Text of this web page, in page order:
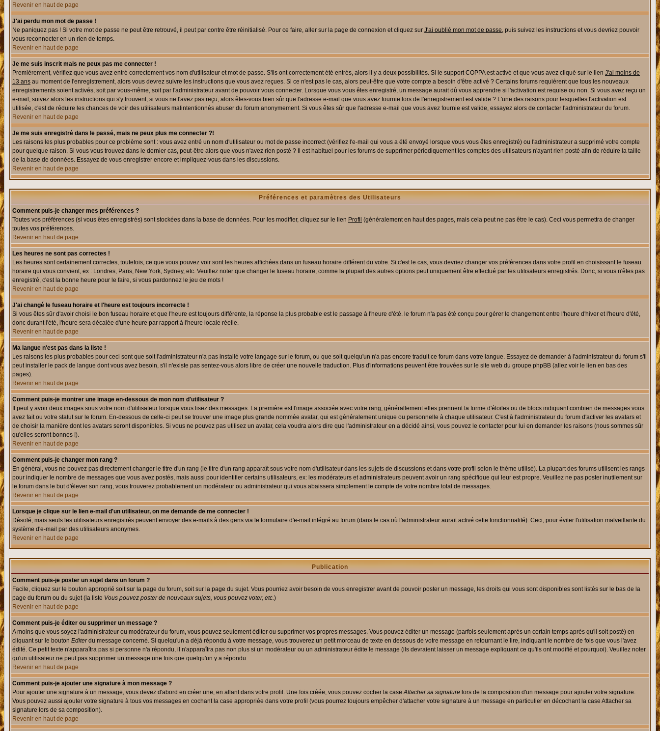
Revenir en haut de page
J'ai perdu mon mot de passe !
Ne paniquez pas ! Si votre mot de passe ne peut être retrouvé, il peut par contre être réinitialisé. Pour ce faire, aller sur la page de connexion et cliquez sur J'ai oublié mon mot de passe, puis suivez les instructions et vous devriez pouvoir
vous reconnecter en un rien de temps.
Revenir en haut de page
Je me suis inscrit mais ne peux pas me connecter !
Premièrement, vérifiez que vous avez entré correctement vos nom d'utilisateur et mot de passe. S'ils ont correctement été entrés, alors il y a deux possibilités. Si le support COPPA est activé et que vous avez cliqué sur le lien J'ai moins de
13 ans au moment de l'enregistrement, alors vous devrez suivre les instructions que vous avez reçues. Si ce n'est pas le cas, alors peut-être que votre compte a besoin d'être activé ? Certains forums requièrent que tous les nouveaux
enregistrements soient activés, soit par vous-même, soit par l'administrateur avant de pouvoir vous connecter. Lorsque vous vous êtes enregistré, un message aurait dû vous apprendre si l'activation est requise ou non. Si vous avez reçu un
e-mail, suivez alors les instructions qui s'y trouvent, si vous ne l'avez pas reçu, alors êtes-vous bien sûr que l'adresse e-mail que vous avez fournie lors de l'enregistrement est valide ? L'une des raisons pour lesquelles l'activation est
utilisée, c'est de réduire les chances de voir des utilisateurs malintentionnés abuser du forum anonymement. Si vous êtes sûr que l'adresse e-mail que vous avez fournie est valide, essayez alors de contacter l'administrateur du forum.
Revenir en haut de page
Je me suis enregistré dans le passé, mais ne peux plus me connecter ?!
Les raisons les plus probables pour ce problème sont : vous avez entré un nom d'utilisateur ou mot de passe incorrect (vérifiez l'e-mail qui vous a été envoyé lorsque vous vous êtes enregistré) ou l'administrateur a supprimé votre compte
pour quelque raison. Si vous vous trouvez dans le dernier cas, peut-être alors que vous n'avez rien posté ? Il est habituel pour les forums de supprimer périodiquement les comptes des utilisateurs n'ayant rien posté afin de réduire la taille
de la base de données. Essayez de vous enregistrer encore et impliquez-vous dans les discussions.
Revenir en haut de page
Préférences et paramètres des Utilisateurs
Comment puis-je changer mes préférences ?
Toutes vos préférences (si vous êtes enregistrés) sont stockées dans la base de données. Pour les modifier, cliquez sur le lien Profil (généralement en haut des pages, mais cela peut ne pas être le cas). Ceci vous permettra de changer
toutes vos préférences.
Revenir en haut de page
Les heures ne sont pas correctes !
Les heures sont certainement correctes, toutefois, ce que vous pouvez voir sont les heures affichées dans un fuseau horaire différent du votre. Si c'est le cas, vous devriez changer vos préférences dans votre profil en choisissant le fuseau
horaire qui vous convient, ex : Londres, Paris, New York, Sydney, etc. Veuillez noter que changer le fuseau horaire, comme la plupart des autres options peut uniquement être effectué par les utilisateurs enregistrés. Donc, si vous n'êtes pas
enregistré, c'est la bonne heure pour le faire, si vous pardonnez le jeu de mots !
Revenir en haut de page
J'ai changé le fuseau horaire et l'heure est toujours incorrecte !
Si vous êtes sûr d'avoir choisi le bon fuseau horaire et que l'heure est toujours différente, la réponse la plus probable est le passage à l'heure d'été. le forum n'a pas été conçu pour gérer le changement entre l'heure d'hiver et l'heure d'été,
donc durant l'été, l'heure sera décalée d'une heure par rapport à l'heure locale réelle.
Revenir en haut de page
Ma langue n'est pas dans la liste !
Les raisons les plus probables pour ceci sont que soit l'administrateur n'a pas installé votre langage sur le forum, ou que soit quelqu'un n'a pas encore traduit ce forum dans votre langue. Essayez de demander à l'administrateur du forum s'il
peut installer le pack de langue dont vous avez besoin, s'il n'existe pas sentez-vous alors libre de créer une nouvelle traduction. Plus d'informations peuvent être trouvées sur le site web du groupe phpBB (allez voir le lien en bas des
pages).
Revenir en haut de page
Comment puis-je montrer une image en-dessous de mon nom d'utilisateur ?
Il peut y avoir deux images sous votre nom d'utilisateur lorsque vous lisez des messages. La première est l'image associée avec votre rang, générallement elles prennent la forme d'étoiles ou de blocs indiquant combien de messages vous
avez fait ou votre statut sur le forum. En-dessous de celle-ci peut se trouver une image plus grande nommée avatar, qui est généralement unique ou personnelle à chaque utilisateur. C'est à l'administrateur du forum d'activer les avatars et
de choisir la manière dont les avatars seront disponibles. Si vous ne pouvez pas utilisez un avatar, cela voudra alors dire que l'administrateur en a décidé ainsi, vous pouvez le contacter pour lui en demander les raisons (nous sommes sûr
qu'elles seront bonnes !).
Revenir en haut de page
Comment puis-je changer mon rang ?
En général, vous ne pouvez pas directement changer le titre d'un rang (le titre d'un rang apparaît sous votre nom d'utilisateur dans les sujets de discussions et dans votre profil selon le thème utilisé). La plupart des forums utilisent les rangs
pour indiquer le nombre de messages que vous avez postés, mais aussi pour identifier certains utilisateurs, ex: les modérateurs et administrateurs peuvent avoir un rang spécifique qui leur est propre. Veuillez ne pas poster inutilement sur
le forum dans le but d'élever son rang, vous trouverez probablement un modérateur ou administrateur qui vous abaissera simplement le compte de votre nombre total de messages.
Revenir en haut de page
Lorsque je clique sur le lien e-mail d'un utilisateur, on me demande de me connecter !
Désolé, mais seuls les utilisateurs enregistrés peuvent envoyer des e-mails à des gens via le formulaire d'e-mail intégré au forum (dans le cas où l'administrateur aurait activé cette fonctionnalité). Ceci, pour éviter l'utilisation malveillante du
système d'e-mail par des utilisateurs anonymes.
Revenir en haut de page
Publication
Comment puis-je poster un sujet dans un forum ?
Facile, cliquez sur le bouton approprié soit sur la page du forum, soit sur la page du sujet. Vous pourriez avoir besoin de vous enregistrer avant de pouvoir poster un message, les droits qui vous sont disponibles sont listés sur le bas de la
page du forum ou du sujet (la liste Vous pouvez poster de nouveaux sujets, vous pouvez voter, etc.)
Revenir en haut de page
Comment puis-je éditer ou supprimer un message ?
A moins que vous soyez l'administrateur ou modérateur du forum, vous pouvez seulement éditer ou supprimer vos propres messages. Vous pouvez éditer un message (parfois seulement après un certain temps après qu'il soit posté) en
cliquant sur le bouton Editerdu message concerné. Si quelqu'un a déjà répondu à votre message, vous trouverez un petit morceau de texte en dessous de votre message en retournant le lire, indiquant le nombre de fois que vous l'avez
édité. Ce petit texte n'apparaîtra pas si personne n'a répondu, il n'apparaîtra pas non plus si un modérateur ou un administrateur édite le message (ils devraient laisser un message expliquant ce qu'ils ont modifié et pourquoi). Veuillez noter
qu'un utilisateur ne peut pas supprimer un message une fois que quelqu'un y a répondu.
Revenir en haut de page
Comment puis-je ajouter une signature à mon message ?
Pour ajouter une signature à un message, vous devez d'abord en créer une, en allant dans votre profil. Une fois créée, vous pouvez cocher la caseAttacher sa signature lors de la composition d'un message pour ajouter votre signature.
Vous pouvez aussi ajouter votre signature à tous vos messages en cochant la case appropriée dans votre profil (vous pourrez toujours empêcher d'attacher votre signature à un message en particulier en décochant la case Attacher sa
signature lors de sa composition).
Revenir en haut de page